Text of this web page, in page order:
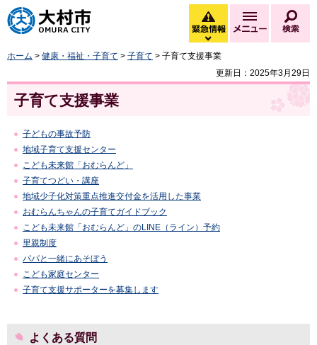
大村市
緊急情報
緊急情報を開く
メニュー
ホーム > 健康・福祉・子育て > 子育て > 子育て支援事業
更新日：2025年3月29日
子育て支援事業
子どもの事故予防
地域子育て支援センター
こども未来館「おむらんど」
子育てつどい・講座
地域少子化対策重点推進交付金を活用した事業
おむらんちゃんの子育てガイドブック
こども未来館「おむらんど」のLINE（ライン）予約
里親制度
パパと一緒にあそぼう
こども家庭センター
子育て支援サポーターを募集します
よくある質問